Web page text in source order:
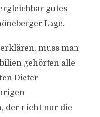
gutes
Lage.
muss man
gehörten alle
Dieter
der nicht nur die